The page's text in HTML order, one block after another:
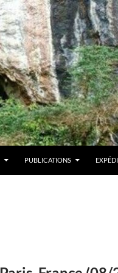
PUBLICATIONS